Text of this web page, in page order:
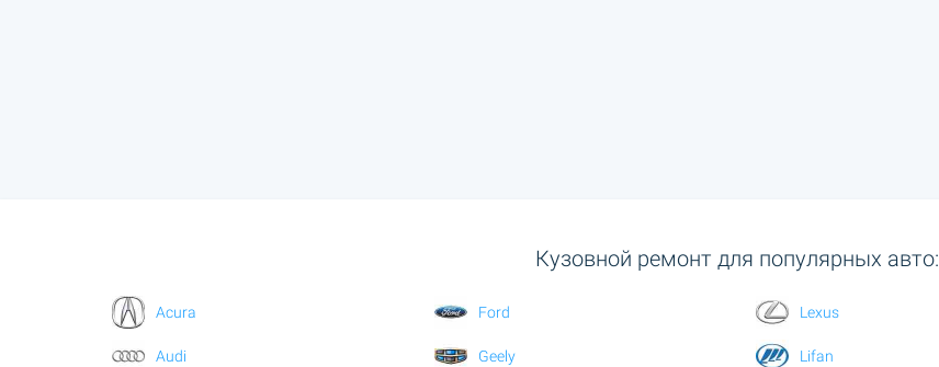
Кузовной ремонт для популярных авто:
Acura
Audi
Ford
Geely
Lexus
Lifan